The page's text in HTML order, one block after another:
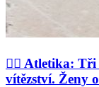
🏃‍♂️ Atletika:
vítězství. Ženy